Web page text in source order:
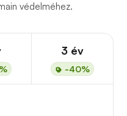
védelméhez.
3 év
-40%